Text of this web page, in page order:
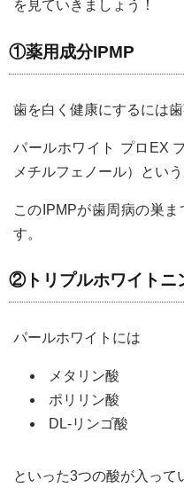
を見ていきましょう！
①薬用成分IPMP
歯を白く健康にするには
パールホワイト プロEX
メチルフェノール）とい
このIPMPが歯周病の巣
す。
②トリプルホワイトニ
パールホワイトには
メタリン酸
ポリリン酸
DL-リンゴ酸
といった3つの酸が入って